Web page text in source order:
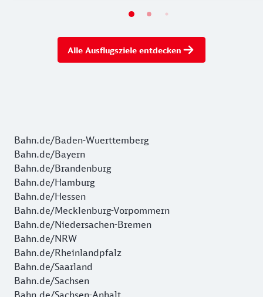
Alle Ausflugsziele entdecken
Bahn.de/Baden-Wuerttemberg
Bahn.de/Bayern
Bahn.de/Brandenburg
Bahn.de/Hamburg
Bahn.de/Hessen
Bahn.de/Mecklenburg-Vorpommern
Bahn.de/Niedersachen-Bremen
Bahn.de/NRW
Bahn.de/Rheinlandpfalz
Bahn.de/Saarland
Bahn.de/Sachsen